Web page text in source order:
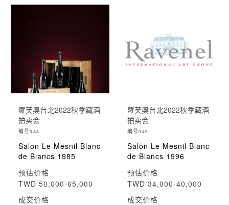
羅芙奧台北2022秋季藏酒
拍卖会
编号048
Salon Le Mesnil Blanc
de Blancs 1985
预估价格
TWD 50,000-65,000
成交价格
羅芙奧台北2022秋季藏酒
拍卖会
编号049
Salon Le Mesnil Blanc
de Blancs 1996
预估价格
TWD 34,000-40,000
成交价格